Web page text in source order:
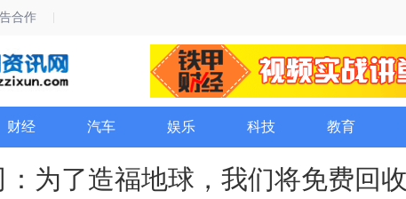
合作
财经 汽车 娱乐 科技 教育
：为了造福地球，我们将免费回